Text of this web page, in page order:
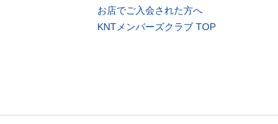
お店でご入会された方へ
KNTメンバーズクラブ TOP